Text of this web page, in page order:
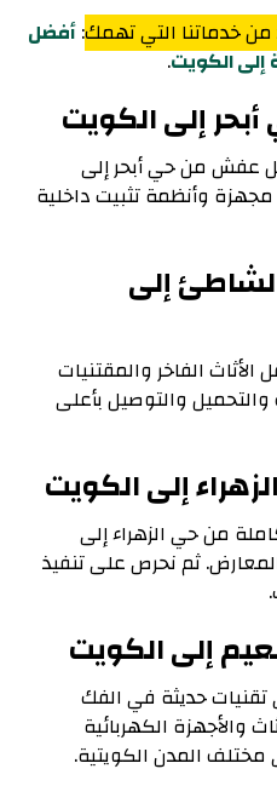
من خدماتنا التي تهمك:أفضل
الكويت.
إلى الكويت
عفش من حي أبحر إلى
وأنظمة تثبيت داخلية
إلى
الفاخر والمقتنيات
والتوصيل بأعلى
إلى الكويت
من حي الزهراء إلى
ثم نحرص على تنفيذ
إلى الكويت
حديثة في الفك
والأجهزة الكهربائية
المدن الكويتية.